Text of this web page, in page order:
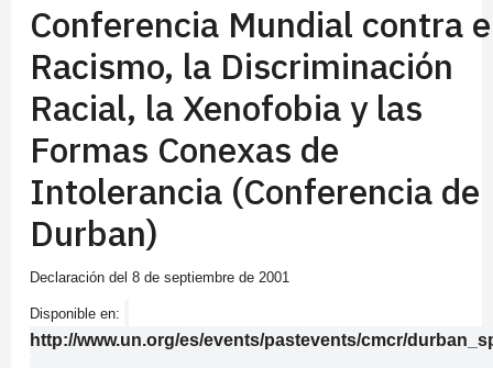
Conferencia Mundial contra
Racismo, la Discriminación
Racial, la Xenofobia y las
Formas Conexas de
Intolerancia (Conferencia de
Durban)
Declaración del 8 de septiembre de 2001
Disponible en:
http://www.un.org/es/events/pastevents/cmcr/